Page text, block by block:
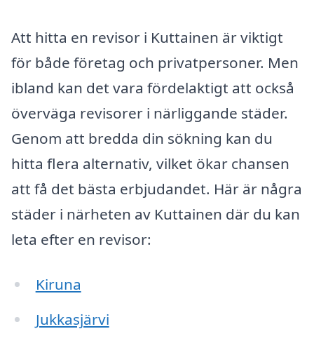
Att hitta en revisor i Kuttainen är viktigt
för både företag och privatpersoner. Men
ibland kan det vara fördelaktigt att också
överväga revisorer i närliggande städer.
Genom att bredda din sökning kan du
hitta flera alternativ, vilket ökar chansen
att få det bästa erbjudandet. Här är några
städer i närheten av Kuttainen där du kan
leta efter en revisor:
Kiruna
Jukkasjärvi